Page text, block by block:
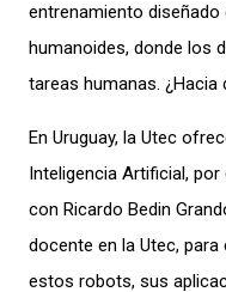
entrenamiento
humanoides, donde los
tareas humanas. ¿Hacia
En Uruguay, la Utec
Inteligencia Artificial, por
con Ricardo Bedin
docente en la Utec, para
estos robots, sus